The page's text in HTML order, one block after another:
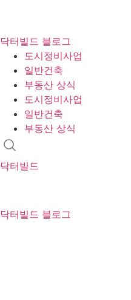
츠
닥터빌드 블로그
도시정비사업
일반건축
부동산 상식
도시정비사업
일반건축
부동산 상식
닥터빌드
닥터빌드 블로그